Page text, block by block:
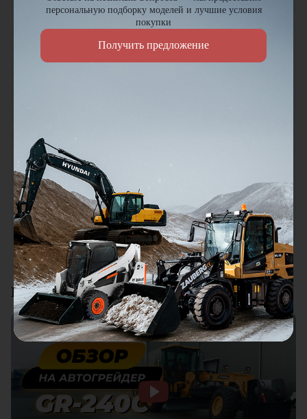
Смотреть все отзывы
Петр Артамонов
ГЖ
18.01.2026
Мини погрузчик в работе понравился, хорошая
универсальная техника. Отличное соотношение цены и
качества. Отдельный плюс это внимательное отношение к
клиентам.
Видеоотзывы
персональную подборку моделей и лучшие условия
покупки
Получить предложение